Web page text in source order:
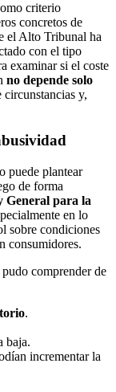
criterio
concretos de
el Alto Tribunal ha
con el tipo
examinar si el coste
no depende solo
y,
puede plantear
de forma
General para la
en lo
sobre condiciones
consumidores.
comprender de
.
baja.
incrementar la